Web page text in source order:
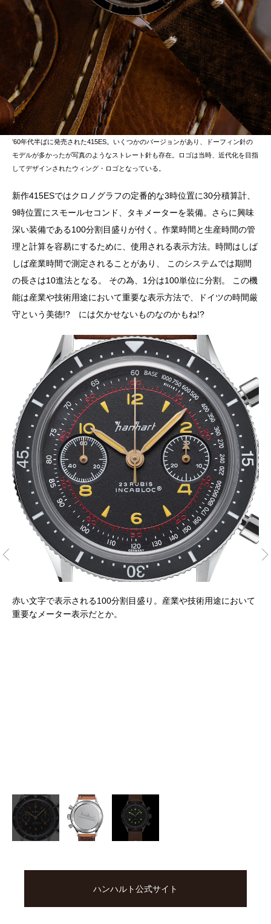
’60年代半ばに発売された415ES。いくつかのバージョンがあり、ドーフィン針の
モデルが多かったが写真のようなストレート針も存在。ロゴは当時、近代化を目指
してデザインされたウィング・ロゴとなっている。
新作415ESではクロノグラフの定番的な3時位置に30分積算計、
9時位置にスモールセコンド、タキメーターを装備。さらに興味
深い装備である100分割目盛りが付く。作業時間と生産時間の管
理と計算を容易にするために、使用される表示方法。時間はしば
しば産業時間で測定されることがあり、 このシステムでは期間
の長さは10進法となる。 その為、1分は100単位に分割。 この機
能は産業や技術用途において重要な表示方法で、ドイツの時間厳
守という美徳!? には欠かせないものなのかもね!?
赤い文字で表示される100分割目盛り。産業や技術用途において
重要なメーター表示だとか。
ハンハルト公式サイト